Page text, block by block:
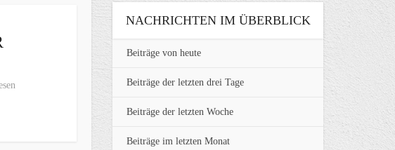
NACHRICHTEN IM ÜBERBLICK
Beiträge von heute
Beiträge der letzten drei Tage
Beiträge der letzten Woche
Beiträge im letzten Monat